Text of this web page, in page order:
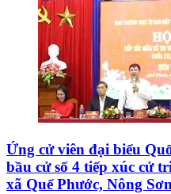
Ứng cử viên đại biểu
bầu cử số 4 tiếp xúc cử
xã Quế Phước, Nông Sơn